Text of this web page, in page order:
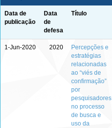
Data de
publicação
Data
de
defesa
Título
1-Jun-2020 2020
Percepções e
estratégias
relacionadas
ao “viés de
confirmação”
por
pesquisadores
no processo
de busca e
uso da